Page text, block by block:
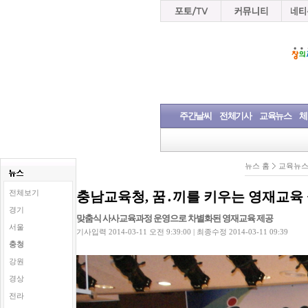
주간날씨 전체기사 교육뉴스
전체보기
경기
서울
충청
강원
경상
전라
뉴스 홈 교육뉴스
충남교육청, 꿈․끼를 키우는 영재교육
맞춤식 사사교육과정 운영으로 차별화된 영재교육 제공
기사입력 2014-03-11 오전 9:39:00 | 최종수정 2014-03-11 09:39